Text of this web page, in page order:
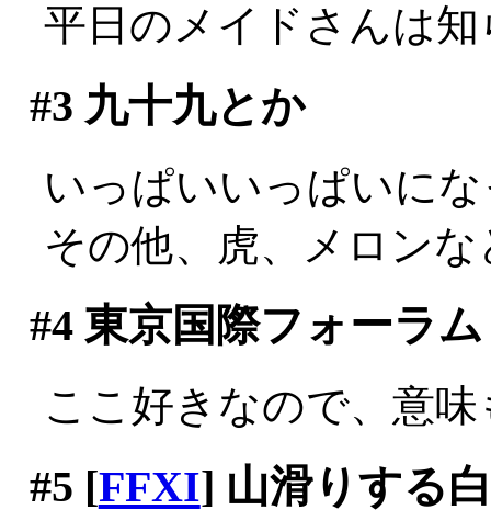
平日のメイドさんは
#3 九十九とか
いっぱいいっぱいに
その他、虎、メロン
#4東京国際フォーラム
ここ好きなので、意
#5 [FFXI] 山滑りする